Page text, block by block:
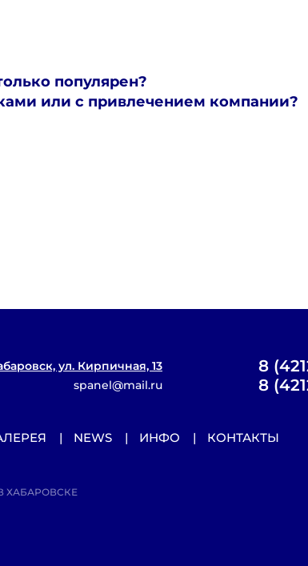
популярен?
или с привлечением компании?
ул. Кирпичная, 13
spanel@mail.ru
8
8
NEWS ИНФО КОНТАКТЫ
ХАБАРОВСКЕ